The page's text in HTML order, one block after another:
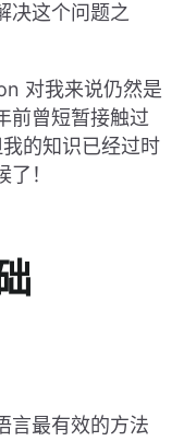
决这个问题之
对我来说仍然是
前曾短暂接触过
的知识已经过时
！
言最有效的方法